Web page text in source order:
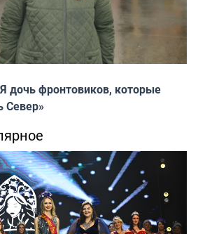
дочь фронтовиков, которые
Север»